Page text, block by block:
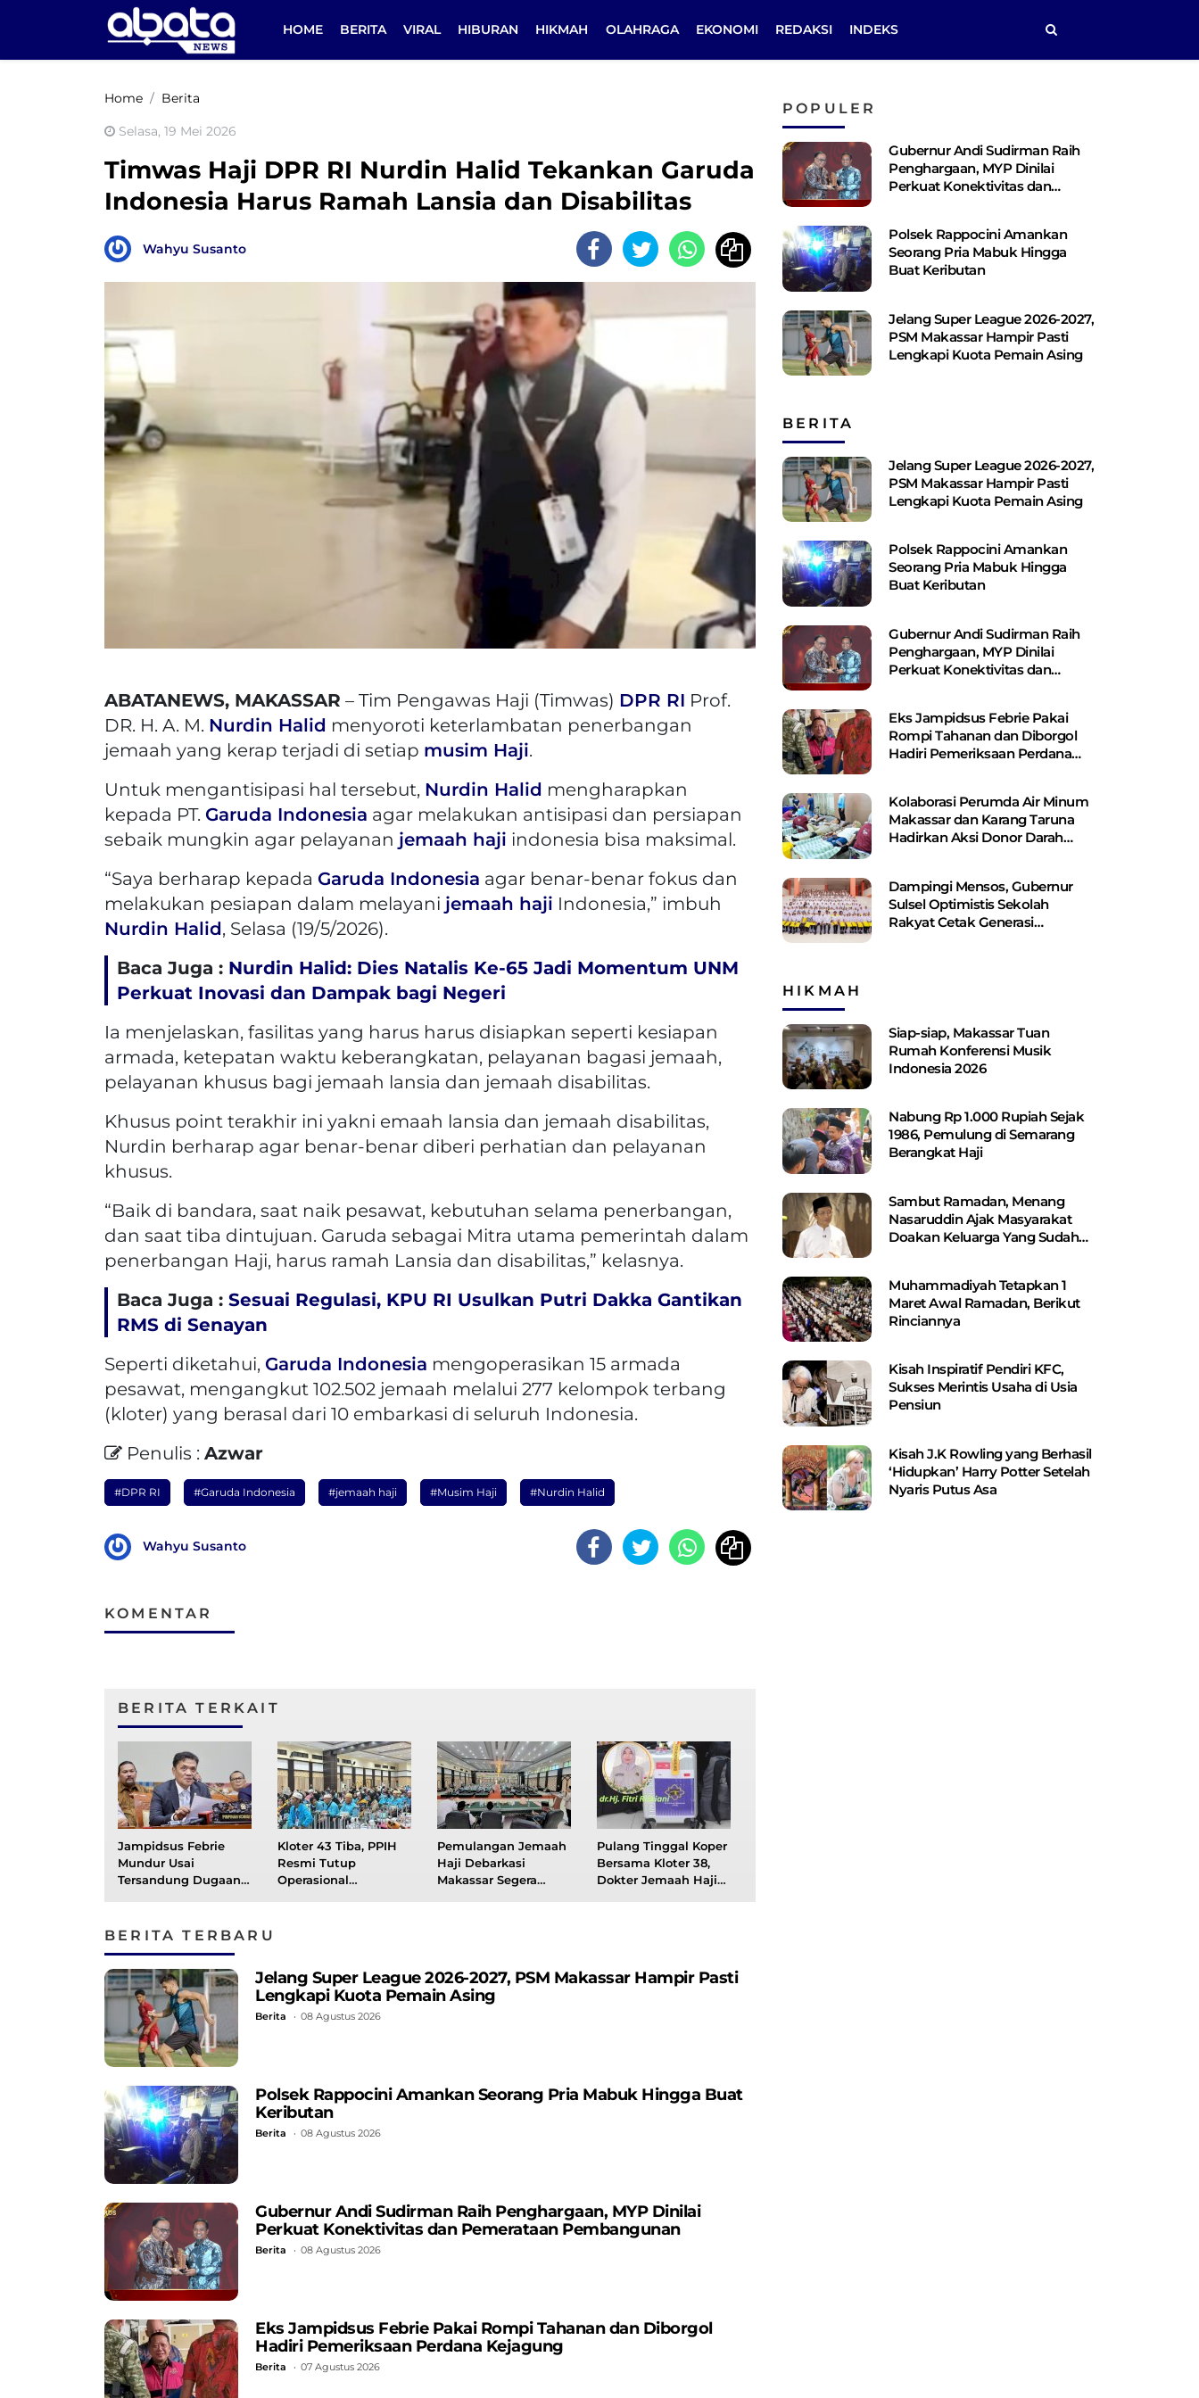
HOME BERITA VIRAL HIBURAN HIKMAH OLAHRAGA EKONOMI REDAKSI INDEKS
Home Berita
Selasa, 19 Mei 2026
Timwas Haji DPR RI Nurdin Halid Tekankan Garuda
Indonesia Harus Ramah Lansia dan Disabilitas
Wahyu Susanto
ABATANEWS, MAKASSAR – Tim Pengawas Haji (Timwas) DPR RI Prof.
DR. H. A. M. Nurdin Halid menyoroti keterlambatan penerbangan
jemaah yang kerap terjadi di setiap musim Haji.
Untuk mengantisipasi hal tersebut, Nurdin Halid mengharapkan
kepada PT. Garuda Indonesia agar melakukan antisipasi dan persiapan
sebaik mungkin agar pelayanan jemaah haji indonesia bisa maksimal.
“Saya berharap kepada Garuda Indonesia agar benar-benar fokus dan
melakukan pesiapan dalam melayani jemaah haji Indonesia,” imbuh
Nurdin Halid, Selasa (19/5/2026).
Baca Juga : Nurdin Halid: Dies Natalis Ke-65 Jadi Momentum UNM
Perkuat Inovasi dan Dampak bagi Negeri
Ia menjelaskan, fasilitas yang harus harus disiapkan seperti kesiapan
armada, ketepatan waktu keberangkatan, pelayanan bagasi jemaah,
pelayanan khusus bagi jemaah lansia dan jemaah disabilitas.
Khusus point terakhir ini yakni emaah lansia dan jemaah disabilitas,
Nurdin berharap agar benar-benar diberi perhatian dan pelayanan
khusus.
“Baik di bandara, saat naik pesawat, kebutuhan selama penerbangan,
dan saat tiba dintujuan. Garuda sebagai Mitra utama pemerintah dalam
penerbangan Haji, harus ramah Lansia dan disabilitas,” kelasnya.
Baca Juga : Sesuai Regulasi, KPU RI Usulkan Putri Dakka Gantikan
RMS di Senayan
Seperti diketahui, Garuda Indonesia mengoperasikan 15 armada
pesawat, mengangkut 102.502 jemaah melalui 277 kelompok terbang
(kloter) yang berasal dari 10 embarkasi di seluruh Indonesia.
Penulis : Azwar
#DPR RI #Garuda Indonesia #jemaah haji #Musim Haji #Nurdin Halid
Wahyu Susanto
KOMENTAR
BERITA TERKAIT
Jampidsus Febrie
Mundur Usai
Tersandung Dugaan
Timwas
Kloter 43 Tiba, PPIH
Resmi Tutup
Operasional
Pemulangan Jemaah
Haji Debarkasi
Makassar Segera
Pulang Tinggal Koper
Bersama Kloter 38,
Dokter Jemaah Haji
BERITA TERBARU
Jelang Super League 2026-2027, PSM Makassar Hampir Pasti
Lengkapi Kuota Pemain Asing
Berita 08 Agustus 2026
Polsek Rappocini Amankan Seorang Pria Mabuk Hingga Buat
Keributan
Berita 08 Agustus 2026
Gubernur Andi Sudirman Raih Penghargaan, MYP Dinilai
Perkuat Konektivitas dan Pemerataan Pembangunan
Berita 08 Agustus 2026
Eks Jampidsus Febrie Pakai Rompi Tahanan dan Diborgol
Hadiri Pemeriksaan Perdana Kejagung
Berita 07 Agustus 2026
POPULER
Gubernur Andi Sudirman Raih
Penghargaan, MYP Dinilai
Perkuat Konektivitas dan
Polsek Rappocini Amankan
Seorang Pria Mabuk Hingga
Buat Keributan
Jelang Super League 2026-2027,
PSM Makassar Hampir Pasti
Lengkapi Kuota Pemain Asing
BERITA
Jelang Super League 2026-2027,
PSM Makassar Hampir Pasti
Lengkapi Kuota Pemain Asing
Polsek Rappocini Amankan
Seorang Pria Mabuk Hingga
Buat Keributan
Gubernur Andi Sudirman Raih
Penghargaan, MYP Dinilai
Perkuat Konektivitas dan
Eks Jampidsus Febrie Pakai
Rompi Tahanan dan Diborgol
Hadiri Pemeriksaan Perdana
Kolaborasi Perumda Air Minum
Makassar dan Karang Taruna
Hadirkan Aksi Donor Darah
Dampingi Mensos, Gubernur
Sulsel Optimistis Sekolah
Rakyat Cetak Generasi
HIKMAH
Siap-siap, Makassar Tuan
Rumah Konferensi Musik
Indonesia 2026
Nabung Rp 1.000 Rupiah Sejak
1986, Pemulung di Semarang
Berangkat Haji
Sambut Ramadan, Menang
Nasaruddin Ajak Masyarakat
Doakan Keluarga Yang Sudah
Muhammadiyah Tetapkan 1
Maret Awal Ramadan, Berikut
Rinciannya
Kisah Inspiratif Pendiri KFC,
Sukses Merintis Usaha di Usia
Pensiun
Kisah J.K Rowling yang Berhasil
‘Hidupkan’ Harry Potter Setelah
Nyaris Putus Asa